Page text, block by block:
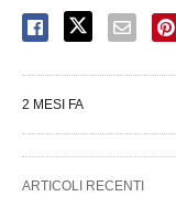
2 MESI FA
ARTICOLI RECENTI